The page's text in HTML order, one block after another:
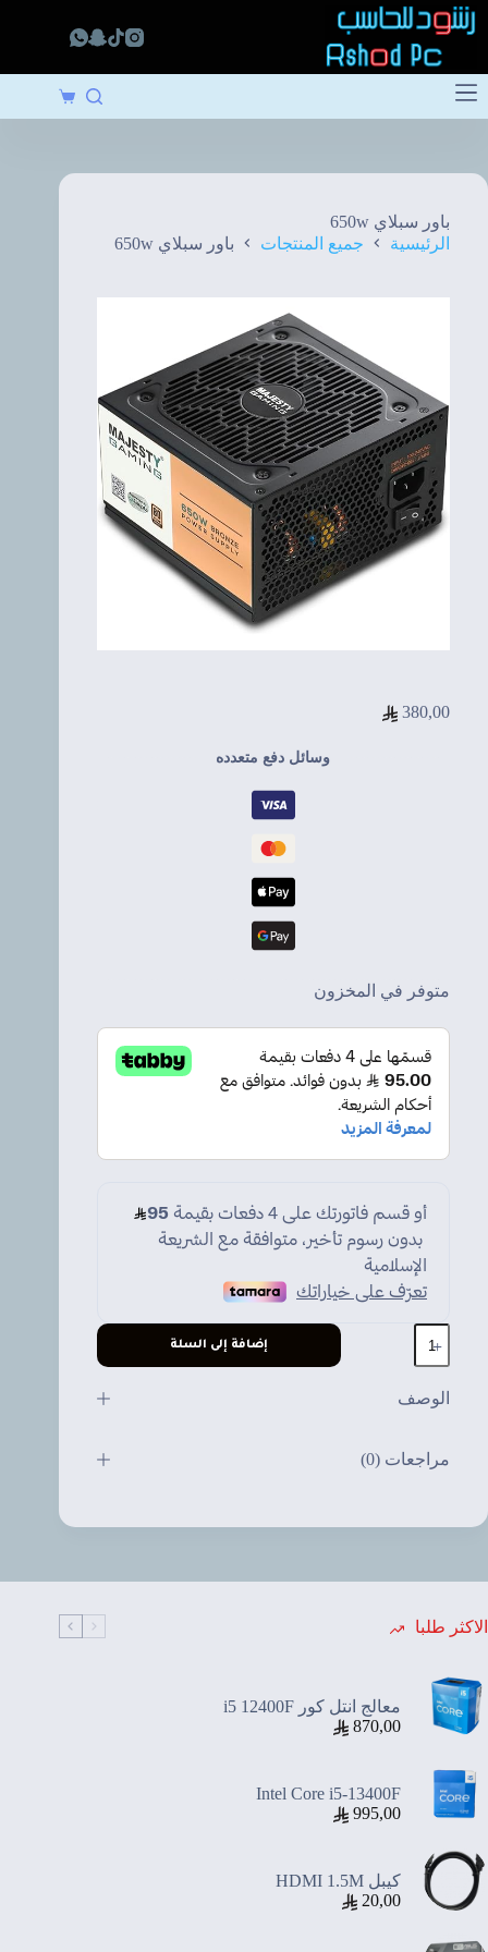
التجاوز
إلى
المحتوى
عربة
باور سبلاي 650w
الرئيسية
جميع المنتجات باور سبلاي 650w
380,00
وسائل دفع متعدده
متوفر في المخزون
كمية
باور
سبلاي
650w
إضافة إلى السلة
الوصف
مراجعات (0)
الاكثر طلبا
معالج انتل كور i5 12400F
870,00
Intel Core i5-13400F
995,00
كيبل HDMI 1.5M
20,00